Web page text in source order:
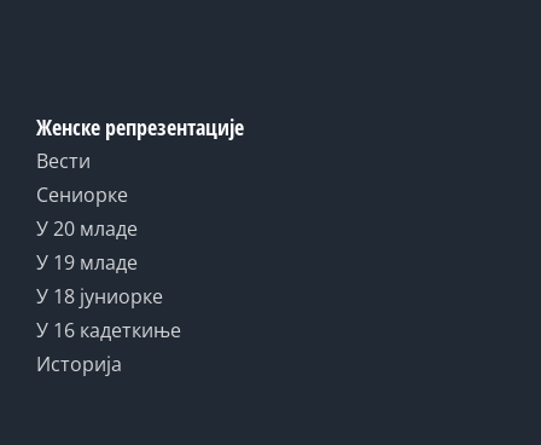
Женске репрезентације
Вести
Сениорке
У 20 младе
У 19 младе
У 18 јуниорке
У 16 кадеткиње
Историја